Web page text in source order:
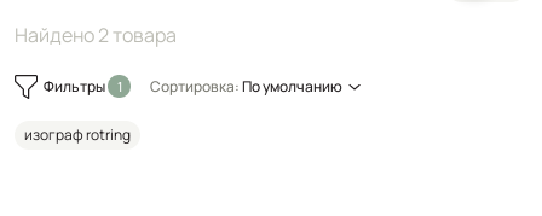
Найдено 2 товара
Фильтры Сортировка:По умолчанию
изограф rotring